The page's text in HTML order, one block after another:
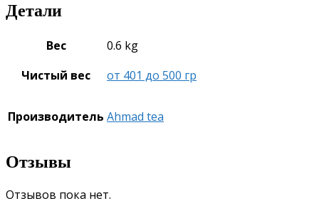
Детали
Вес
0.6 kg
Чистый вес
от 401 до 500 гр
Производитель Ahmad tea
Отзывы
Отзывов пока нет.